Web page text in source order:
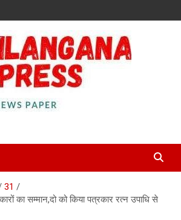
Express
31
का सम्मान,दो को किया पत्रकार रत्न उपाधि से